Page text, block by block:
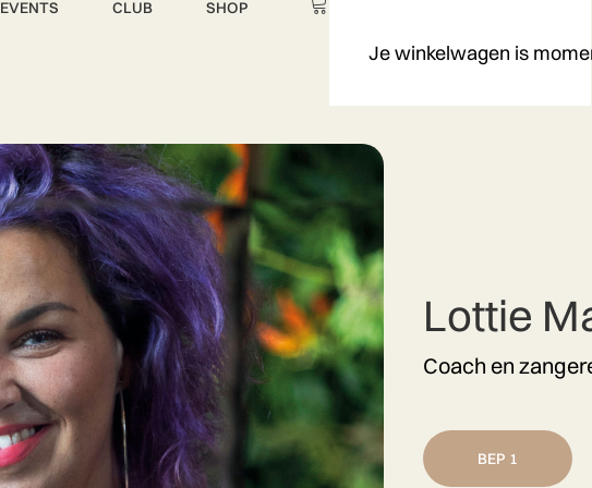
EVENTS CLUB SHOP
Je winkelwagen is
Lottie
Coach en
BEP 1